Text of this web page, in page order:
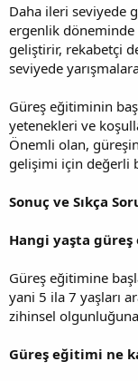
Daha ileri seviyede
ergenlik döneminde
geliştirir, rekabetçi
seviyede
Güreş eğitiminin
yetenekleri ve
Önemli olan,
gelişimi için değerli
Sonuç ve Sıkça
Hangi yaşta
Güreş eğitimine
yani 5 ila 7 yaşları
zihinsel
Güreş eğitimi ne